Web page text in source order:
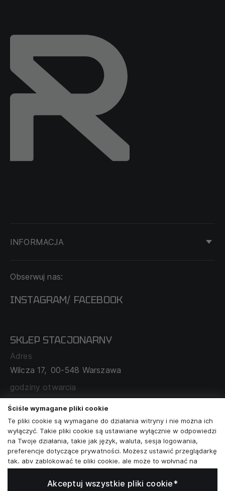
INFORMACJA
DOSTAWA I PŁATNOŚĆ
O NAS
MAPA SERWISU
ZAMÓWIENIA KORPORACYJNE
WSPÓŁPRACA Z PARTNERAMI
Obserwuj nas:
INSTAGRAM/ FACEBOOK
SKLEP STACJONARNY
Adres
Wilcza 17, 00-548 Warszawa
godziny otwarcia
poniedziałek - sobota: 11:00 - 19:00
Skontaktuj się z nami
+48573581161
info@reytel.pl
Ściśle wymagane pliki cookie
Te pliki cookie są wymagane do działania witryny i nie można ich
wyłączyć. Takie pliki cookie są ustawiane wyłącznie w odpowiedzi
na Twoje działania, takie jak język, waluta, sesja logowania,
preferencje dotyczące prywatności. Możesz ustawić przeglądarkę
tak, aby zablokować te pliki cookie, ale może to wpłynąć na
sposób działania naszej witryny.
Analizy i statystykiAkceptuj wszystkie pliki cookie*